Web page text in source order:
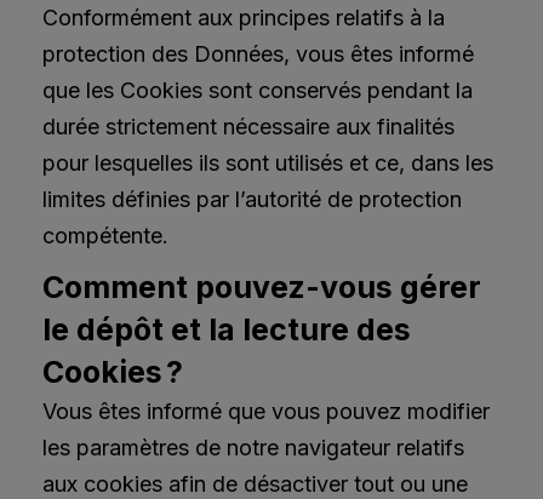
Conformément aux principes relatifs à la
protection des Données, vous êtes informé
que les Cookies sont conservés pendant la
durée strictement nécessaire aux finalités
pour lesquelles ils sont utilisés et ce, dans les
limites définies par l’autorité de protection
compétente.
Comment pouvez-vous gérer
le dépôt et la lecture des
Cookies ?
Vous êtes informé que vous pouvez modifier
les paramètres de notre navigateur relatifs
aux cookies afin de désactiver tout ou une